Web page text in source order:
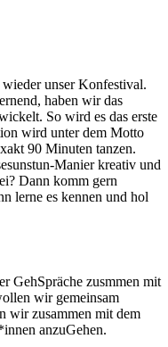
unser Konfestival.
haben wir das
So wird es das erste
wird unter dem Motto
90 Minuten tanzen.
Manier kreativ und
Dann komm gern
lerne es kennen und hol
GehSpräche zusmmen mit
wir gemeinsam
wir zusammen mit dem
anzuGehen.